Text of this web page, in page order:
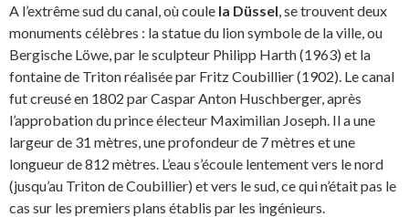
A l’extrême sud du canal, où coule la Düssel, se trouvent deux
monuments célèbres : la statue du lion symbole de la ville, ou
Bergische Löwe, par le sculpteur Philipp Harth (1963) et la
fontaine de Triton réalisée par Fritz Coubillier (1902). Le canal
fut creusé en 1802 par Caspar Anton Huschberger, après
l’approbation du prince électeur Maximilian Joseph. Il a une
largeur de 31 mètres, une profondeur de 7 mètres et une
longueur de 812 mètres. L’eau s’écoule lentement vers le nord
(jusqu’au Triton de Coubillier) et vers le sud, ce qui n’était pas le
cas sur les premiers plans établis par les ingénieurs.